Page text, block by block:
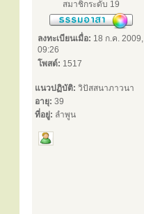
สมาชิกระดับ 19
ลงทะเบียนเมื่อ: 18 ก.ค. 2009,
09:26
โพสต์: 1517
แนวปฏิบัติ: วิปัสสนาภาวนา
อายุ: 39
ที่อยู่: ลำพูน